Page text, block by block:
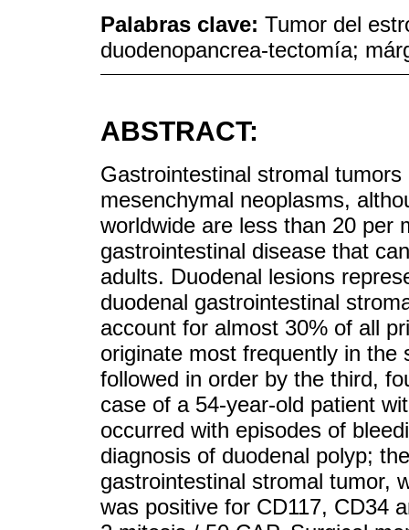
Palabras clave: Tumor del
duodenopancrea-tectomía;
ABSTRACT:
Gastrointestinal stromal
mesenchymal neoplasms,
worldwide are less than 20 per
gastrointestinal disease that
adults. Duodenal lesions
duodenal gastrointestinal
account for almost 30% of all
originate most frequently in the
followed in order by the third,
case of a 54-year-old patient
occurred with episodes of
diagnosis of duodenal polyp;
gastrointestinal stromal tumor,
was positive for CD117, CD34